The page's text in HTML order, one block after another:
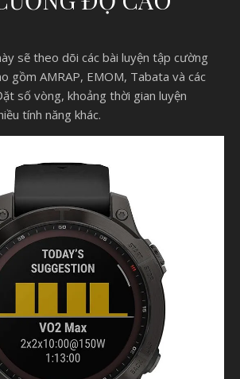
sẽ theo dõi các bài luyện tập cường
gồm AMRAP, EMOM, Tabata và các
số vòng, khoảng thời gian luyện
tính năng khác.